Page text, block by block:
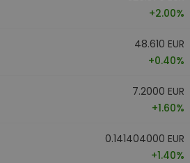
+2.00%
48.610 EUR
+0.40%
7.2000 EUR
+1.60%
0.141404000 EUR
+1.40%